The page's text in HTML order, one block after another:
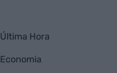
Última Hora
Economia